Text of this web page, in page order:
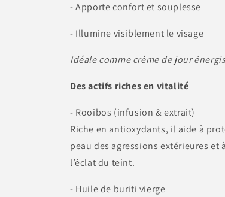
- Apporte confort et souplesse
- Illumine visiblement le visage
Idéale comme crème de jour
Des actifs riches en vitalité
- Rooibos (infusion & extrait)
Riche en antioxydants, il aide à
peau des agressions extérieures et
l’éclat du teint.
- Huile de buriti vierge